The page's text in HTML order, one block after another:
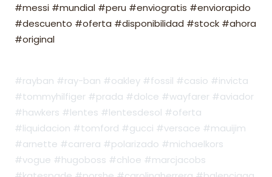
#messi #mundial #peru #enviogratis #enviorapido
#descuento #oferta #disponibilidad #stock #ahora
#original
#rayban #ray-ban #oakley #fossil #casio #invicta
#tommyhilfiger #prada #dolce #wayfarer #aviador
#hawkers #lentes #lentesdesol #oferta
#liquidacion #tomford #gucci #versace #mauijim
#arnette #carrera #polarizado #michaelkors
#vogue #hugoboss #chloe #marcjacobs